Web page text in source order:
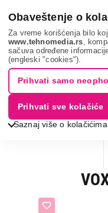
Obaveštenje o
Za vreme korišćenja bilo
www.tehnomedia.rs ,
sačuva određene
(engleski "cookies").
Saznaj više o kolačićima
Prihvati samo
Prihvati sve kolačiće
Nega tela, lepota i
Vox pw436-01...